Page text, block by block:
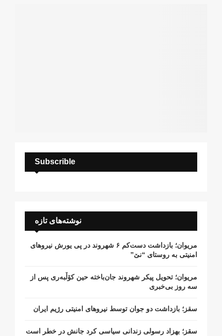
Subscrible
نوشته‌های تازه
مریوان؛ بازداشت دست‌کم ۶ شهروند در پی یورش نیروهای
امنیتی به روستای “نێ”
مریوان؛ تحویل پیکر شهروند جان‌باخته حین کۆڵبەری پس از
سە روز بی‌خبری
سقز؛ بازداشت دو جوان توسط نیروهای امنیتی رژیم ایران
سقز؛ بهزاد رسولی زندانی سیاسی کرد جانش در خطر است